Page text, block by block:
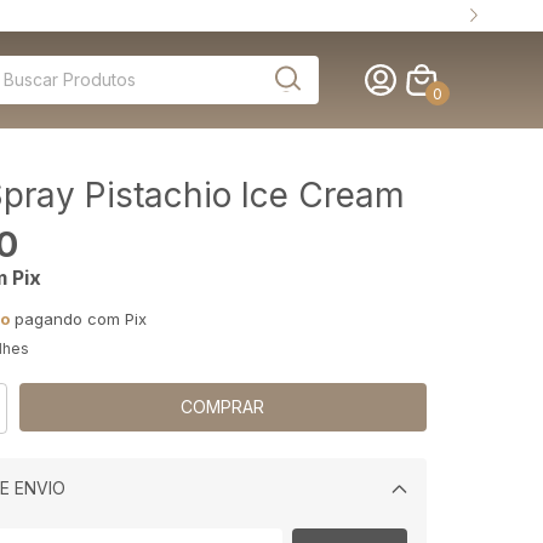
0
Pistachio Ice Cream
Pix
pagando com Pix
ENVIO
Alterar CEP